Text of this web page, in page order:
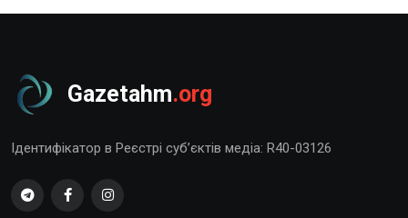
Gazetahm.org
Ідентифікатор в Реєстрі суб’єктів медіа: R40-03126